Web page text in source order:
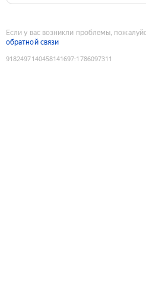
Если у вас возникли проблемы,
обратной связи
9182497140458141697:1786097311